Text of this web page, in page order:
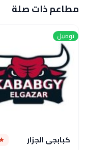
مطاعم ذات صلة
توصيل
كبابجى الجزار